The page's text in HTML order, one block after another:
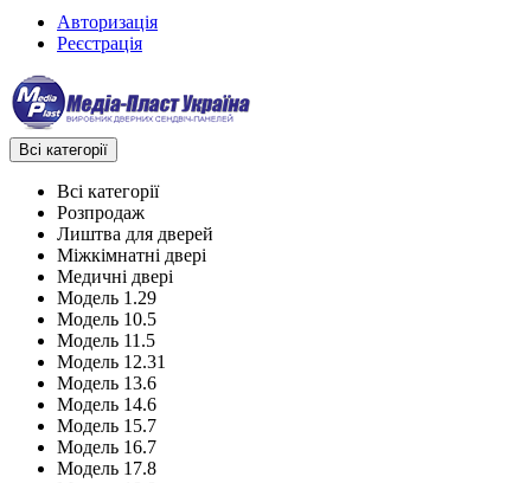
Авторизація
Реєстрація
Всі категорії
Всі категорії
Розпродаж
Лиштва для дверей
Міжкімнатні двері
Медичні двері
Модель 1.29
Модель 10.5
Модель 11.5
Модель 12.31
Модель 13.6
Модель 14.6
Модель 15.7
Модель 16.7
Модель 17.8